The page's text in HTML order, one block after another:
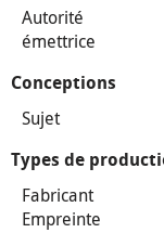
Autorité
émettrice
Conceptions
Sujet
Types de
Fabricant
Empreinte